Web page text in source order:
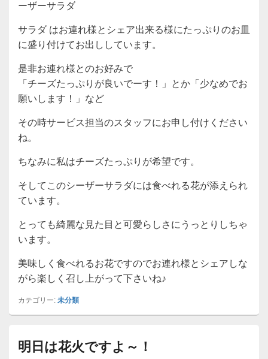
ーザーサラダ
サラダ はお連れ様とシェア出来る様にたっぷりのお皿
に盛り付けてお出ししています。
是非お連れ様とのお好みで
「チーズたっぷりが良いでーす！」とか「少なめでお
願いします！」など
その時サービス担当のスタッフにお申し付けください
ね。
ちなみに私はチーズたっぷりが希望です。
そしてこのシーザーサラダには食べれる花が添えられ
ています。
とっても綺麗な見た目と可愛らしさにうっとりしちゃ
います。
美味しく食べれるお花ですのでお連れ様とシェアしな
がら楽しく召し上がって下さいね♪
カテゴリー: 未分類
明日は花火ですよ～！